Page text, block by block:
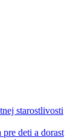
starostlivosti
pre deti a dorast